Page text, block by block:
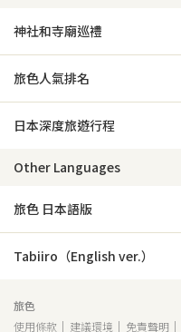
神社和寺廟巡禮
旅色人氣排名
日本深度旅遊行程
Other Languages
旅色 日本語版
Tabiiro（English ver.）
旅色
使用條款
建議環境 免責聲明